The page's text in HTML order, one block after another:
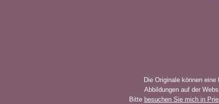
Die Originale können
Abbildungen auf der
Bitte besuchen Sie mich in